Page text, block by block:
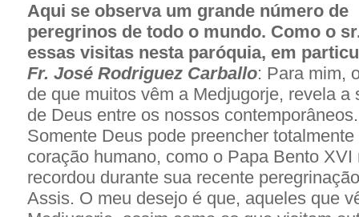
Aqui se observa um grande número de
peregrinos de todo o mundo. Como o
essas visitas nesta paróquia, em
Fr. José Rodriguez Carballo: Para mim,
de que muitos vêm a Medjugorje, revela a
de Deus entre os nossos contemporâneos.
Somente Deus pode preencher totalmente
coração humano, como o Papa Bento XVI
recordou durante sua recente
Assis. O meu desejo é que, aqueles que